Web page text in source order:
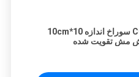
مواد CuCrZr سوراخ اندازه 10*10cm
مش تقویت شده